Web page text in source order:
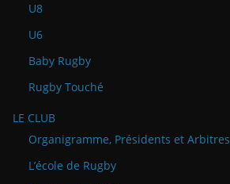
U8
U6
Baby Rugby
Rugby Touché
LE CLUB
Organigramme, Présidents et Arbitres
L’école de Rugby